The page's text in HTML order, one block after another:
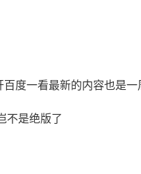
度一看最新的内容也是一
不是绝版了